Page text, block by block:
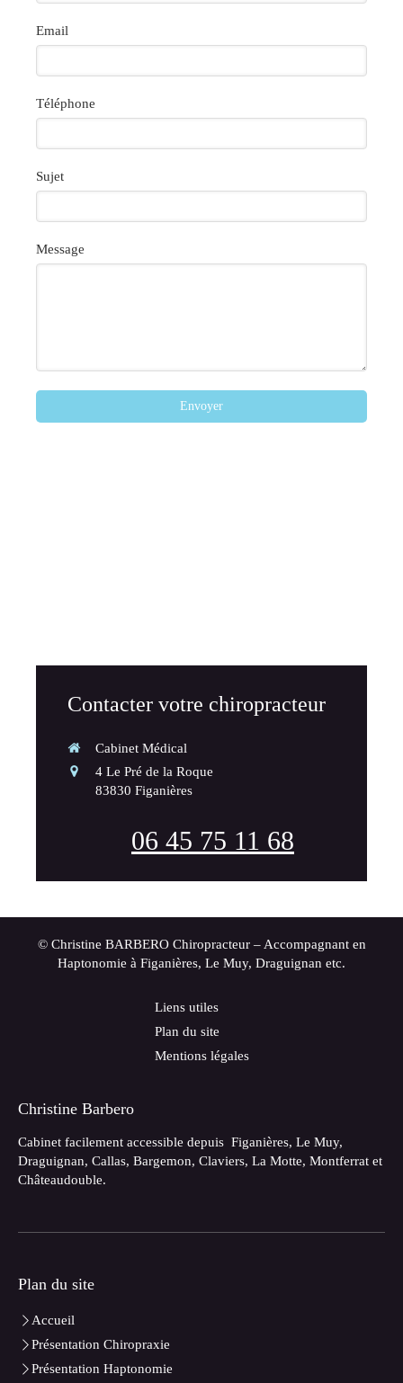
Email
Téléphone
Sujet
Message
Envoyer
Contacter votre chiropracteur
Cabinet Médical
4 Le Pré de la Roque
83830 Figanières
06 45 75 11 68
© Christine BARBERO Chiropracteur – Accompagnant en
Haptonomie à Figanières, Le Muy, Draguignan etc.
Liens utiles
Plan du site
Mentions légales
Christine Barbero
Cabinet facilement accessible depuis Figanières, Le Muy,
Draguignan, Callas, Bargemon, Claviers, La Motte, Montferrat et
Châteaudouble.
Plan du site
Accueil
Présentation Chiropraxie
Présentation Haptonomie